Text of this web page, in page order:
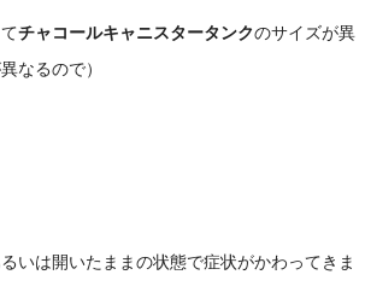
チャコールキャニスタータンクのサイズが異
なるので）
いは開いたままの状態で症状がかわってきま